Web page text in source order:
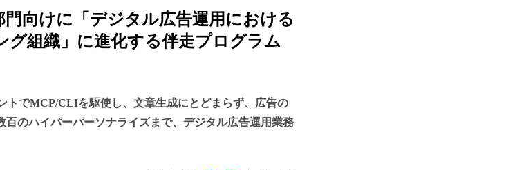
向けに「デジタル広告運用における
組織」に進化する伴走プログラム
トでMCP/CLIを駆使し、文章生成にとどまらず、広告の
のハイパーパーソナライズまで、デジタル広告運用業務